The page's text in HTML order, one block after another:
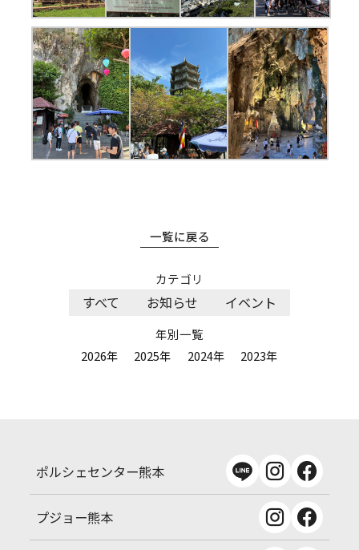
カテゴリ
すべて お知らせ イベント
年別一覧
2026年
2025年 2024年 2023年
一覧に戻る
ポルシェセンター熊本
プジョー熊本